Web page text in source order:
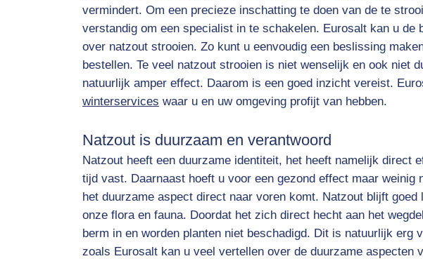
vermindert. Om een precieze inschatting te doen van de te
verstandig om een specialist in te schakelen. Eurosalt kan u de
over natzout strooien. Zo kunt u eenvoudig een beslissing
bestellen. Te veel natzout strooien is niet wenselijk en ook niet
natuurlijk amper effect. Daarom is een goed inzicht vereist.
winterservices waar u en uw omgeving profijt van hebben.
Natzout is duurzaam en verantwoord
Natzout heeft een duurzame identiteit, het heeft namelijk direct
tijd vast. Daarnaast hoeft u voor een gezond effect maar weinig
het duurzame aspect direct naar voren komt. Natzout blijft
onze flora en fauna. Doordat het zich direct hecht aan het
berm in en worden planten niet beschadigd. Dit is natuurlijk erg
zoals Eurosalt kan u veel vertellen over de duurzame aspecten